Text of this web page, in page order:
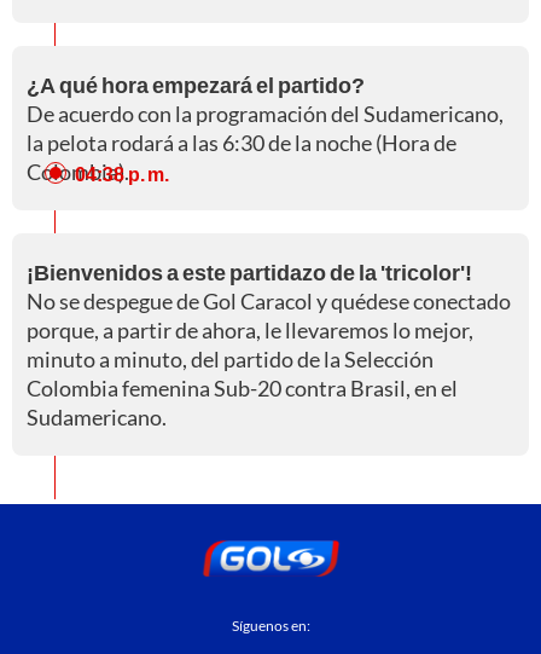
¿A qué hora empezará el partido?
De acuerdo con la programación del Sudamericano,
la pelota rodará a las 6:30 de la noche (Hora de
Colombia).
04:38 p. m.
¡Bienvenidos a este partidazo de la 'tricolor'!
No se despegue de Gol Caracol y quédese conectado
porque, a partir de ahora, le llevaremos lo mejor,
minuto a minuto, del partido de la Selección
Colombia femenina Sub-20 contra Brasil, en el
Sudamericano.
Síguenos en: